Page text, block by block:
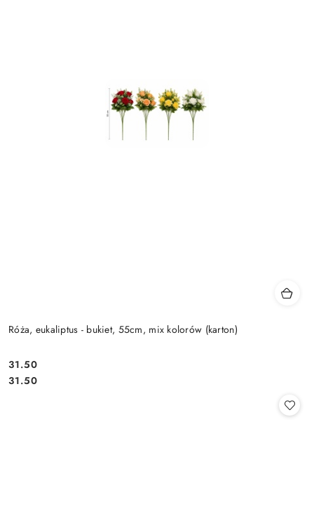
Róża, eukaliptus - bukiet, 55cm, mix kolorów (karton)
Cena:
31.50
Cena:
31.50